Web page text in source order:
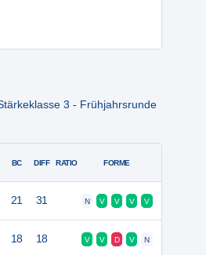
3 - Frühjahrsrunde
BC DIFF RATIO FORME
21 31 N V V V V
18 18 V V D V N